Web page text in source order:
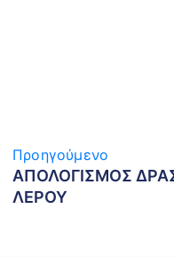
Προηγούμενο
ΑΠΟΛΟΓΙΣΜΟΣ
ΛΕΡΟΥ